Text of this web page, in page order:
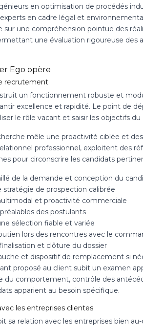
en optimisation de procédés
en cadre légal et
sur une compréhension pointue des
une évaluation rigoureuse des
Ego opère
recrutement
un fonctionnement robuste et
excellence et rapidité. Le point de
le rôle vacant et saisir les objectifs du
mêle une proactivité ciblée et
professionnel, exploitent des
pour circonscrire les candidats
de la demande et conception du
stratégie de prospection calibrée
et proactivité commerciale
des postulants
sélection fiable et variée
lors des rencontres avec le
et clôture du dossier
et dispositif de remplacement si
proposé au client subit un examen
du comportement, contrôle des
apparient au besoin spécifique.
les entreprises clientes
sa relation avec les entreprises bien